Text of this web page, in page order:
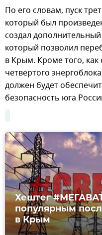
По его словам, пуск
который был
создал
который позволил
в Крым. Кроме того,
четвертого
должен будет
безопасность юга
Хештег
популярным
в Крым